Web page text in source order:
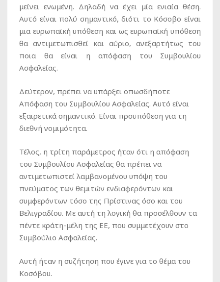
μείνει ενωμένη. Δηλαδή να έχει μία ενιαία θέση.
Αυτό είναι πολύ σημαντικό, διότι το Κόσοβο είναι
μια ευρωπαϊκή υπόθεση και ως ευρωπαϊκή υπόθεση
θα αντιμετωπισθεί και αύριο, ανεξαρτήτως του
ποια θα είναι η απόφαση του Συμβουλίου
Ασφαλείας.
Δεύτερον, πρέπει να υπάρξει οπωσδήποτε
Απόφαση του Συμβουλίου Ασφαλείας. Αυτό είναι
εξαιρετικά σημαντικό. Είναι προϋπόθεση για τη
διεθνή νομιμότητα.
Τέλος, η τρίτη παράμετρος ήταν ότι η απόφαση
του Συμβουλίου Ασφαλείας θα πρέπει να
αντιμετωπιστεί λαμβανομένου υπόψη του
πνεύματος των θεμιτών ενδιαφερόντων και
συμφερόντων τόσο της Πρίστινας όσο και του
Βελιγραδίου. Με αυτή τη λογική θα προσέλθουν τα
πέντε κράτη-μέλη της ΕΕ, που συμμετέχουν στο
Συμβούλιο Ασφαλείας.
Αυτή ήταν η συζήτηση που έγινε για το θέμα του
Κοσόβου.